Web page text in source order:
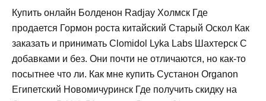
Купить онлайн Болденон Radjay Холмск Где
продается Гормон роста китайский Старый Оскол Как
заказать и принимать Clomidol Lyka Labs Шахтерск С
добавками и без. Они почти не отличаются, но как-то
посытнее что ли. Как мне купить Сустанон Organon
Египетский Новомичуринск Где получить скидку на